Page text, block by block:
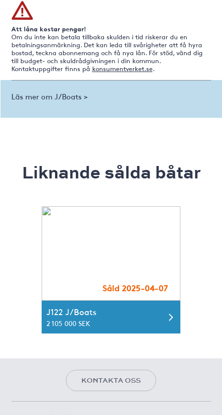
Att låna kostar pengar!
Om du inte kan betala tillbaka skulden i tid riskerar du en
betalningsanmärkning. Det kan leda till svårigheter att få hyra
bostad, teckna abonnemang och få nya lån. För stöd, vänd dig
till budget- och skuldrådgivningen i din kommun.
Kontaktuppgifter finns på konsumentverket.se.
Läs mer om J/Boats >
Liknande sålda båtar
Såld 2025-04-07
J122 J/Boats
2 105 000 SEK
KONTAKTA OSS